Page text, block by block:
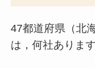
47都道府県（北
は，何社ありま